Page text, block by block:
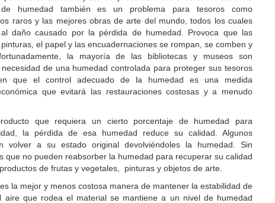
humedad también es un problema para tesoros como
raros y las mejores obras de arte del mundo, todos los cuales
daño causado por la pérdida de humedad. Provoca que las
el papel y las encuadernaciones se rompan, se comben y
la mayoría de las bibliotecas y museos son
de una humedad controlada para proteger sus tesoros
que el control adecuado de la humedad es una medida
que evitará las restauraciones costosas y a menudo
que requiera un cierto porcentaje de humedad para
la pérdida de esa humedad reduce su calidad. Algunos
volver a su estado original devolviéndoles la humedad. Sin
que no pueden reabsorber la humedad para recuperar su calidad
de frutas y vegetales, pinturas y objetos de arte.
la mejor y menos costosa manera de mantener la estabilidad de
aire que rodea el material se mantiene a un nivel de humedad